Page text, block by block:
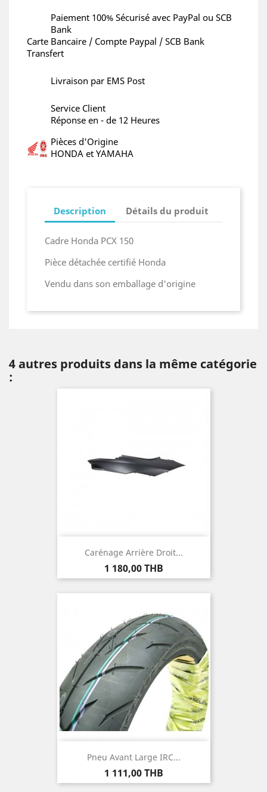
Paiement 100% Sécurisé avec PayPal ou SCB
Bank
Carte Bancaire / Compte Paypal / SCB Bank
Transfert
Livraison par EMS Post
Service Client
Réponse en - de 12 Heures
Pièces d'Origine
HONDA et YAMAHA
Description Détails du produit
Cadre Honda PCX 150
Pièce détachée certifié Honda
Vendu dans son emballage d'origine
4 autres produits dans la même catégorie
:
Carénage Arrière Droit...
Prix
1 180,00 THB
Pneu Avant Large IRC...
Prix
1 111,00 THB